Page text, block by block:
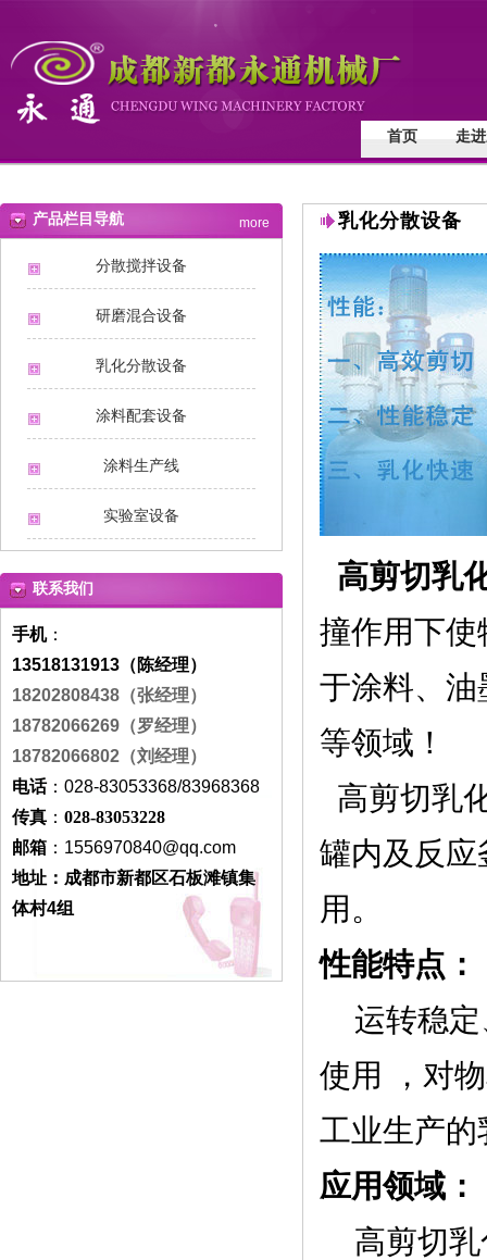
首页 走
乳化分散设备
高剪切乳
撞作用下使
于涂料、
等领域！
高剪切乳
罐内及反
用。
性能特点：
运转稳定
使用 ，对
工业生产
应用领域：
高剪切乳
产品栏目导航
分散搅拌设备
研磨混合设备
乳化分散设备
涂料配套设备
涂料生产线
实验室设备
more
联系我们
手机：
13518131913（陈经理）
18202808438 （张经理）
18782066269（罗经理）
18782066802（刘经理）
电话：028-83053368/83968368
传真 ： 028-83053228
邮箱 ： 1556970840@qq.com
地址：成都市新都区石板滩镇集
体村4组